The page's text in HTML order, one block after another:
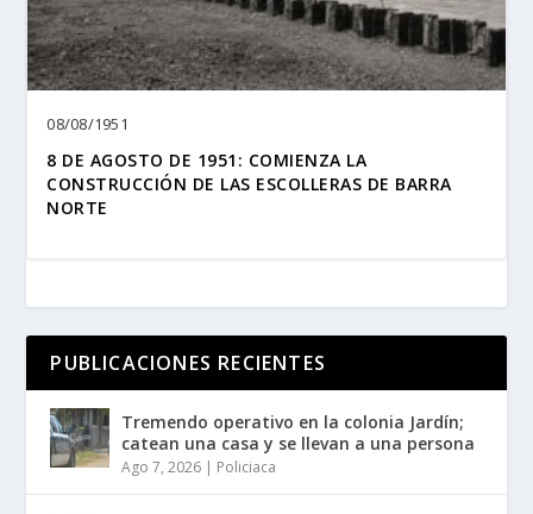
08/08/1951
8 DE AGOSTO DE 1951: COMIENZA LA
CONSTRUCCIÓN DE LAS ESCOLLERAS DE BARRA
NORTE
PUBLICACIONES RECIENTES
Tremendo operativo en la colonia Jardín;
catean una casa y se llevan a una persona
Ago 7, 2026 | Policiaca